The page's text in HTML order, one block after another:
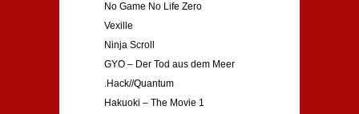
No Game No Life Zero
Vexille
Ninja Scroll
GYO – Der Tod aus dem Meer
.Hack//Quantum
Hakuoki – The Movie 1